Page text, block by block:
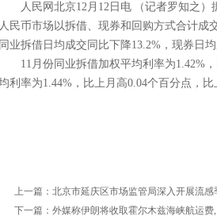
人民网北京12月12日电 （记者罗知之
人民币市场以拆借、现券和回购方式合计成
同业拆借日均成交同比下降13.2%，现券日
11月份同业拆借加权平均利率为1.42%
利率为1.44%，比上月高0.04个百分点，比
上一篇： 北京市延庆区市场监管局深入开展流感
下一篇： 外媒称伊朗将收取霍尔木兹海峡航运费